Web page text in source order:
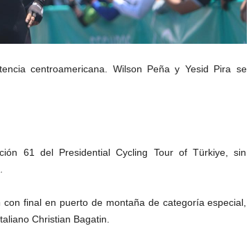
centroamericana. Wilson Peña y Yesid Pira se
61 del Presidential Cycling Tour of Türkiye, sin
final en puerto de montaña de categoría especial,
Christian Bagatin.